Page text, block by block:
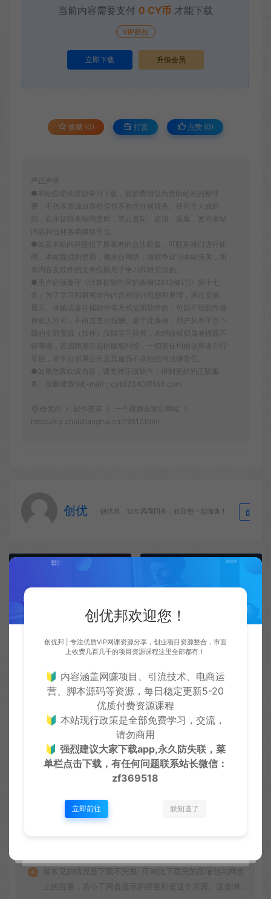
当前内容需要支付 0 CY币 才能下载
VIP折扣
立即下载 升级会员
收藏 (0) 打赏 点赞 (0)
严正声明：
●本站仅提供资源学习下载，资源费用仅为赞助站长的整理
费，不代表资源自身价值也不包含任何服务。任何个人或组
织，在未征得本站同意时，禁止复制、盗用、采集、发布本站
内容到任何各类媒体平台。
●如若本站内容侵犯了原著者的合法权益，可联系我们进行处
理。本站提供的资源，都来自网络，版权争议与本站无关，所
有内容及软件的文章仅限用于学习和研究目的。
●用户必须遵守《计算机软件保护条例(2013修订)》第十七
条：为了学习和研究软件内含的设计思想和原理，通过安装、
显示、传输或者存储软件等方式使用软件的，可以不经软件著
作权人许可，不向其支付报酬。鉴于此条例，用户从本平台下
载的全部资源（软件）仅限学习研究，未经版权归属者授权不
得商用，若因商用引起的版权纠纷，一切责任均由使用者自行
承担，本平台所属公司及其雇员不承担任何法律责任。
●如果您喜欢该内容，请支持正版软件，得到更好的正版服
务。侵删请致信E-mail：cyb12340@163.com
创优邦 软件荟萃
一个视频去水印网站
https://cy.zhaishanghui.cn/79517.html
创优 创优邦，12年风雨同舟，欢迎您一起缔造！
图片MD5去重软件
超真实手写字体生成器一次可写万字无广告
免费下载或者VIP会员资源能否直接商用？
本站所有资源版权均属于原作者所有，所提供资源均只能
用于参考学习用，请勿直接商用。若由于商用引起版权纠
纷，一切责任均由使用者承担
最常见的情况是下载不完整: 可对比下载完的压缩包与网盘
上的容量，若小于网盘提示的容量则是这个原因。这是浏
创优邦欢迎您！
创优邦 | 专注优质VIP网课资源分享，创业项目资源整合，市面
上收费几百几千的项目资源课程这里全部都有！
🔰 内容涵盖网赚项目、引流技术、电商运
营、脚本源码等资源，每日稳定更新5-20
优质付费资源课程
🔰 本站现行政策是全部免费学习，交流，
请勿商用
🔰强烈建议大家下载app,永久防失联，菜
单栏点击下载，有任何问题联系站长微信：
zf369518
立即前往 朕知道了